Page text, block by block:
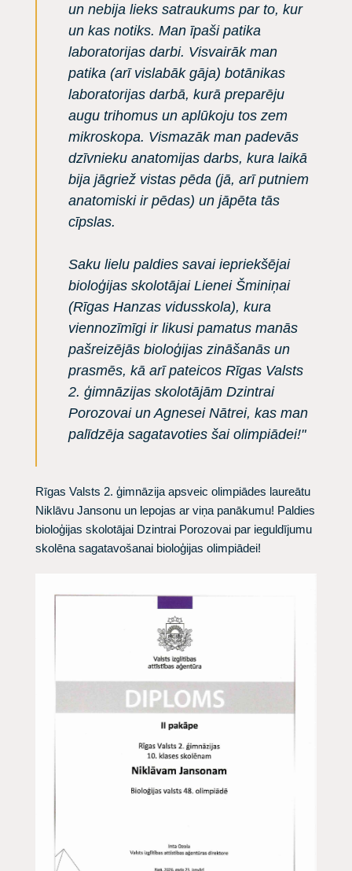
un nebija lieks satraukums par to, kur
un kas notiks. Man īpaši patika
laboratorijas darbi. Visvairāk man
patika (arī vislabāk gāja) botānikas
laboratorijas darbā, kurā preparēju
augu trihomus un aplūkoju tos zem
mikroskopa. Vismazāk man padevās
dzīvnieku anatomijas darbs, kura laikā
bija jāgriež vistas pēda (jā, arī putniem
anatomiski ir pēdas) un jāpēta tās
cīpslas.
Saku lielu paldies savai iepriekšējai
bioloģijas skolotājai Lienei Šminiņai
(Rīgas Hanzas vidusskola), kura
viennozīmīgi ir likusi pamatus manās
pašreizējās bioloģijas zināšanās un
prasmēs, kā arī pateicos Rīgas Valsts
2. ģimnāzijas skolotājām Dzintrai
Porozovai un Agnesei Nātrei, kas man
palīdzēja sagatavoties šai olimpiādei!"
Rīgas Valsts 2. ģimnāzija apsveic olimpiādes laureātu
Niklāvu Jansonu un lepojas ar viņa panākumu! Paldies
bioloģijas skolotājai Dzintrai Porozovai par ieguldījumu
skolēna sagatavošanai bioloģijas olimpiādei!